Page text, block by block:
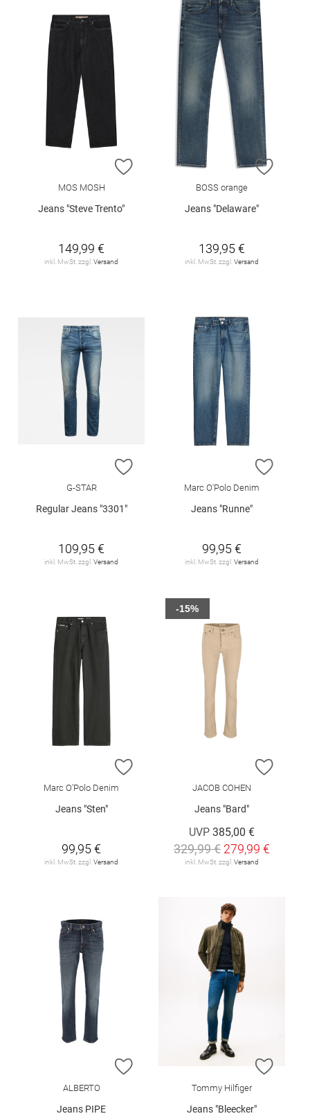
ZUR WUNSCHLISTE HINZUFÜGEN
MOS MOSH
Jeans "Steve Trento"
149,99 €
inkl. MwSt. zzgl. Versand
ZUR
BOSS orange
Jeans "Delaware"
139,95 €
inkl. MwSt. zzgl. Versand
ZUR WUNSCHLISTE HINZUFÜGEN
G-STAR
Regular Jeans "3301"
109,95 €
inkl. MwSt. zzgl. Versand
ZUR
Marc O'Polo Denim
Jeans "Runne"
99,95 €
inkl. MwSt. zzgl. Versand
ZUR WUNSCHLISTE HINZUFÜGEN
Marc O'Polo Denim
Jeans "Sten"
99,95 €
inkl. MwSt. zzgl. Versand
ZUR
JACOB COHEN
Jeans "Bard"
UVP 385,00 €
329,99 € 279,99 €
inkl. MwSt. zzgl. Versand
-15%
ZUR WUNSCHLISTE HINZUFÜGEN
ALBERTO
Jeans PIPE
ZUR
Tommy Hilfiger
Jeans "Bleecker"